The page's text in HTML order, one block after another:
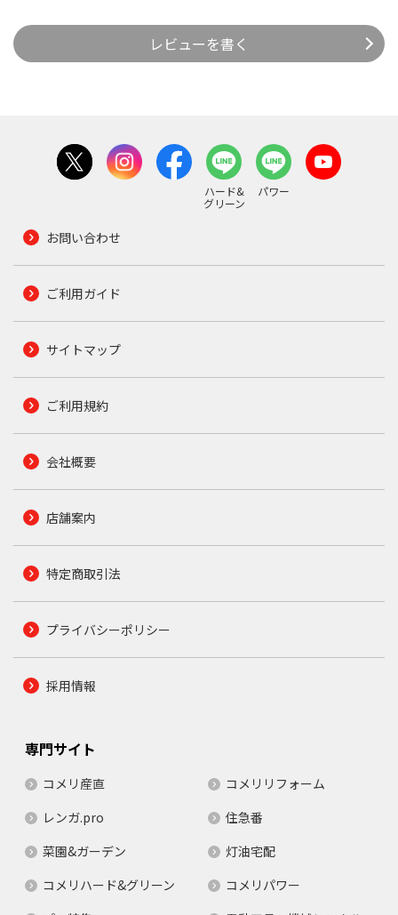
レビューを書く
ハード&
グリーン
パワー
お問い合わせ
ご利用ガイド
サイトマップ
ご利用規約
会社概要
店舗案内
特定商取引法
プライバシーポリシー
採用情報
専門サイト
コメリ産直
コメリリフォーム
レンガ.pro
住急番
菜園&ガーデン
灯油宅配
コメリハード&グリーン
コメリパワー